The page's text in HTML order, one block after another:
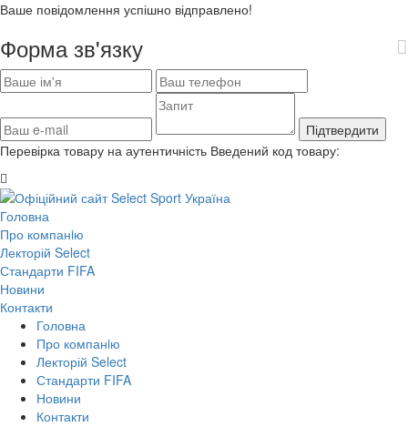
Ваше повідомлення успішно відправлено!
Форма зв'язку
Підтвердити
Перевірка товару на аутентичність Введений код товару:
Головна
Про компанiю
Лекторій Select
Стандарти FIFA
Новини
Контакти
Головна
Про компанiю
Лекторій Select
Стандарти FIFA
Новини
Контакти